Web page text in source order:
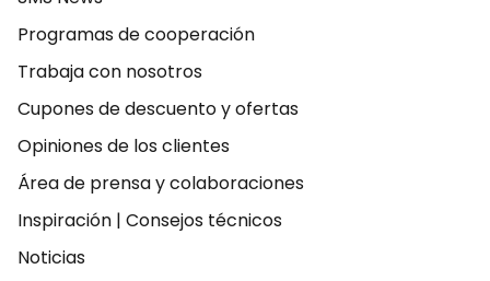
Programas de cooperación
Trabaja con nosotros
Cupones de descuento y ofertas
Opiniones de los clientes
Área de prensa y colaboraciones
Inspiración | Consejos técnicos
Noticias